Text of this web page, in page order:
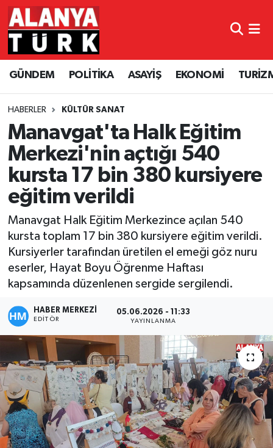
GÜNDEM POLİTİKA ASAYİŞ EKONOMİ
HABERLER KÜLTÜR SANAT
Manavgat'ta Halk Eğitim
Merkezi'nin açtığı 540
kursta 17 bin 380 kursiyere
eğitim verildi
Manavgat Halk Eğitim Merkezince açılan 540
kursta toplam 17 bin 380 kursiyere eğitim verildi.
Kursiyerler tarafından üretilen el emeği göz nuru
eserler, Hayat Boyu Öğrenme Haftası
kapsamında düzenlenen sergide sergilendi.
HABER MERKEZİ
EDITÖR
05.06.2026 - 11:33
YAYINLANMA
GÜNDEM
POLİTİKA
ASAYİŞ
EKONOMİ
TURİZM
SPOR
ÇEVRE
KÜLTÜR SANAT
Nöbetçi Eczaneler
Hava Durumu
Namaz Vakitleri
Trafik Durumu
Süper Lig Puan Durumu ve Fikstür
Tüm Manşetler
Son Dakika Haberleri
Haber Arşivi